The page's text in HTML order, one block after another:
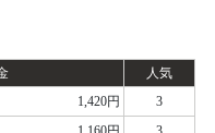
人気
1,420円
3